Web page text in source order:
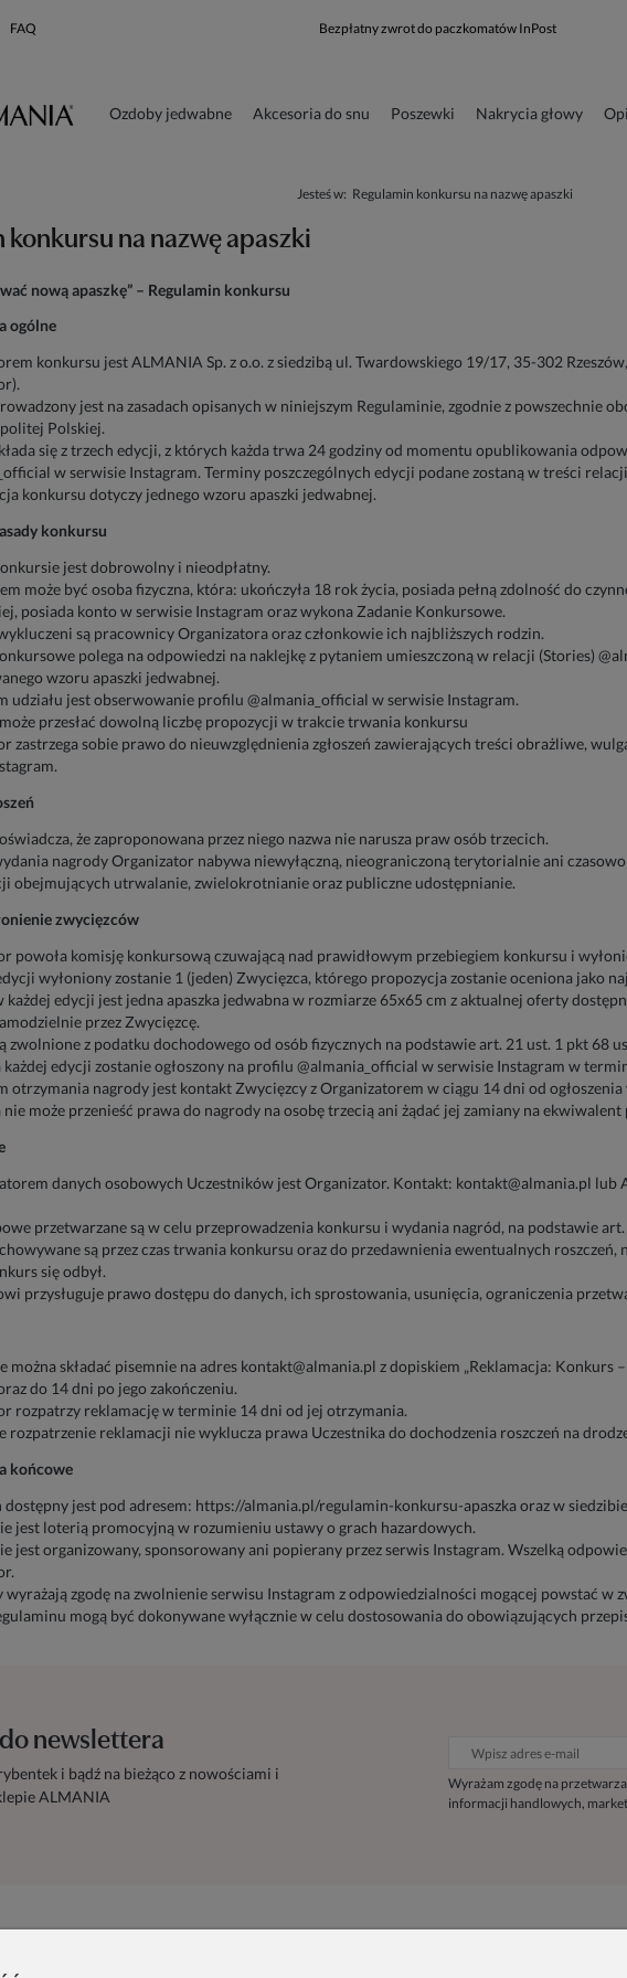
FAQ Bezpłatny zwrot do paczkomatów InPost
Ozdoby jedwabne Akcesoria do snu Poszewki Nakrycia głowy
Jesteś w: Regulamin konkursu na nazwę apaszki
konkursu na nazwę apaszki
nową apaszkę” – Regulamin konkursu
ogólne
konkursu jest ALMANIA Sp. z o.o. z siedzibą ul. Twardowskiego 19/17, 35-302
jest na zasadach opisanych w niniejszym Regulaminie, zgodnie z powszechnie
Polskiej.
się z trzech edycji, z których każda trwa 24 godziny od momentu opublikowania
w serwisie Instagram. Terminy poszczególnych edycji podane zostaną w treści
konkursu dotyczy jednego wzoru apaszki jedwabnej.
konkursu
jest dobrowolny i nieodpłatny.
może być osoba fizyczna, która: ukończyła 18 rok życia, posiada pełną zdolność do
posiada konto w serwisie Instagram oraz wykona Zadanie Konkursowe.
są pracownicy Organizatora oraz członkowie ich najbliższych rodzin.
polega na odpowiedzi na naklejkę z pytaniem umieszczoną w relacji (Stories)
wzoru apaszki jedwabnej.
udziału jest obserwowanie profilu @almania_official w serwisie Instagram.
przesłać dowolną liczbę propozycji w trakcie trwania konkursu
zastrzega sobie prawo do nieuwzględnienia zgłoszeń zawierających treści obrażliwe,
że zaproponowana przez niego nazwa nie narusza praw osób trzecich.
nagrody Organizator nabywa niewyłączną, nieograniczoną terytorialnie ani
obejmujących utrwalanie, zwielokrotnianie oraz publiczne udostępnianie.
zwycięzców
powoła komisję konkursową czuwającą nad prawidłowym przebiegiem konkursu i
wyłoniony zostanie 1 (jeden) Zwycięzca, którego propozycja zostanie oceniona jako
każdej edycji jest jedna apaszka jedwabna w rozmiarze 65x65 cm z aktualnej oferty
przez Zwycięzcę.
zwolnione z podatku dochodowego od osób fizycznych na podstawie art. 21 ust. 1 pkt 68
każdej edycji zostanie ogłoszony na profilu @almania_official w serwisie Instagram w
otrzymania nagrody jest kontakt Zwycięzcy z Organizatorem w ciągu 14 dni od
może przenieść prawa do nagrody na osobę trzecią ani żądać jej zamiany na ekwiwalent
danych osobowych Uczestników jest Organizator. Kontakt: kontakt@almania.pl lub
przetwarzane są w celu przeprowadzenia konkursu i wydania nagród, na podstawie
są przez czas trwania konkursu oraz do przedawnienia ewentualnych roszczeń,
się odbył.
przysługuje prawo dostępu do danych, ich sprostowania, usunięcia, ograniczenia
można składać pisemnie na adres kontakt@almania.pl z dopiskiem „Reklamacja: Konkurs
do 14 dni po jego zakończeniu.
rozpatrzy reklamację w terminie 14 dni od jej otrzymania.
rozpatrzenie reklamacji nie wyklucza prawa Uczestnika do dochodzenia roszczeń na
końcowe
dostępny jest pod adresem: https://almania.pl/regulamin-konkursu-apaszka oraz w
jest loterią promocyjną w rozumieniu ustawy o grach hazardowych.
jest organizowany, sponsorowany ani popierany przez serwis Instagram. Wszelką
wyrażają zgodę na zwolnienie serwisu Instagram z odpowiedzialności mogącej powstać w
mogą być dokonywane wyłącznie w celu dostosowania do obowiązujących
newslettera
i bądź na bieżąco z nowościami i
ALMANIA
Wyrażam zgodę na
informacji handlowych,